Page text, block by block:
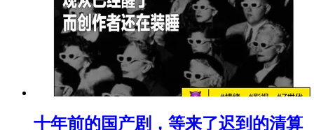
十年前的国产剧，等来了迟到的清算